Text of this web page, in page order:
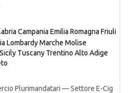
Campania Emilia Romagna Friuli
LombardyMarche Molise
Sicily Tuscany Trentino Alto Adige
Plurimandatari — Settore E-Cig